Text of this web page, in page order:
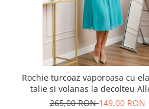
Rochie turcoaz vaporoasa cu
talie si volanas la decolteu
265,00 RON149,00 RON